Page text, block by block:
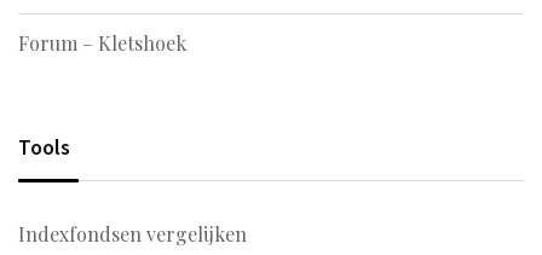
Forum – Kletshoek
Tools
Indexfondsen vergelijken